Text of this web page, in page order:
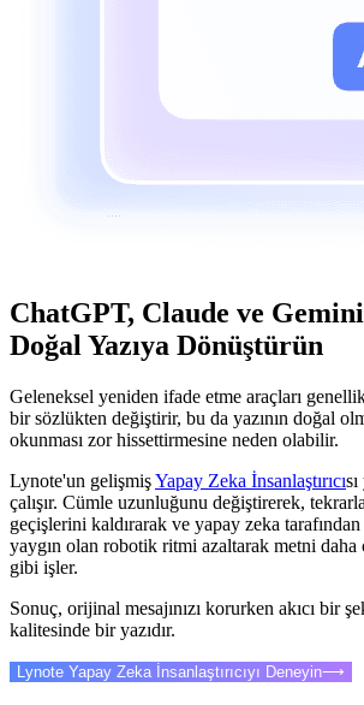
ChatGPT, Claude ve
Doğal Yazıya Dönüştürün
Geleneksel yeniden ifade etme araçları
bir sözlükten değiştirir, bu da yazının doğal
okunması zor hissettirmesine neden olabilir.
Lynote'un gelişmişYapay Zeka İnsanlaştırıcı
çalışır. Cümle uzunluğunu değiştirerek,
geçişlerini kaldırarak ve yapay zeka
yaygın olan robotik ritmi azaltarak metni
gibi işler.
Sonuç, orijinal mesajınızı korurken akıcı bir
kalitesinde bir yazıdır.
Lynote Yapay Zeka İnsanlaştırıcıyı Deneyin⟶